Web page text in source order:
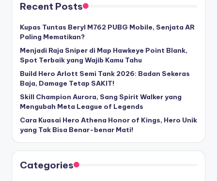
Recent Posts
Kupas Tuntas Beryl M762 PUBG Mobile, Senjata AR
Paling Mematikan?
Menjadi Raja Sniper di Map Hawkeye Point Blank,
Spot Terbaik yang Wajib Kamu Tahu
Build Hero Arlott Semi Tank 2026: Badan Sekeras
Baja, Damage Tetap SAKIT!
Skill Champion Aurora, Sang Spirit Walker yang
Mengubah Meta League of Legends
Cara Kuasai Hero Athena Honor of Kings, Hero Unik
yang Tak Bisa Benar-benar Mati!
Categories